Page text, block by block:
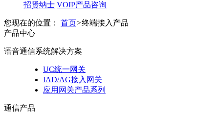
招贤纳士 VOIP产品咨询
您现在的位置： 首页>终端接入产品
产品中心
语音通信系统解决方案
UC统一网关
IAD/AG接入网关
应用网关产品系列
通信产品